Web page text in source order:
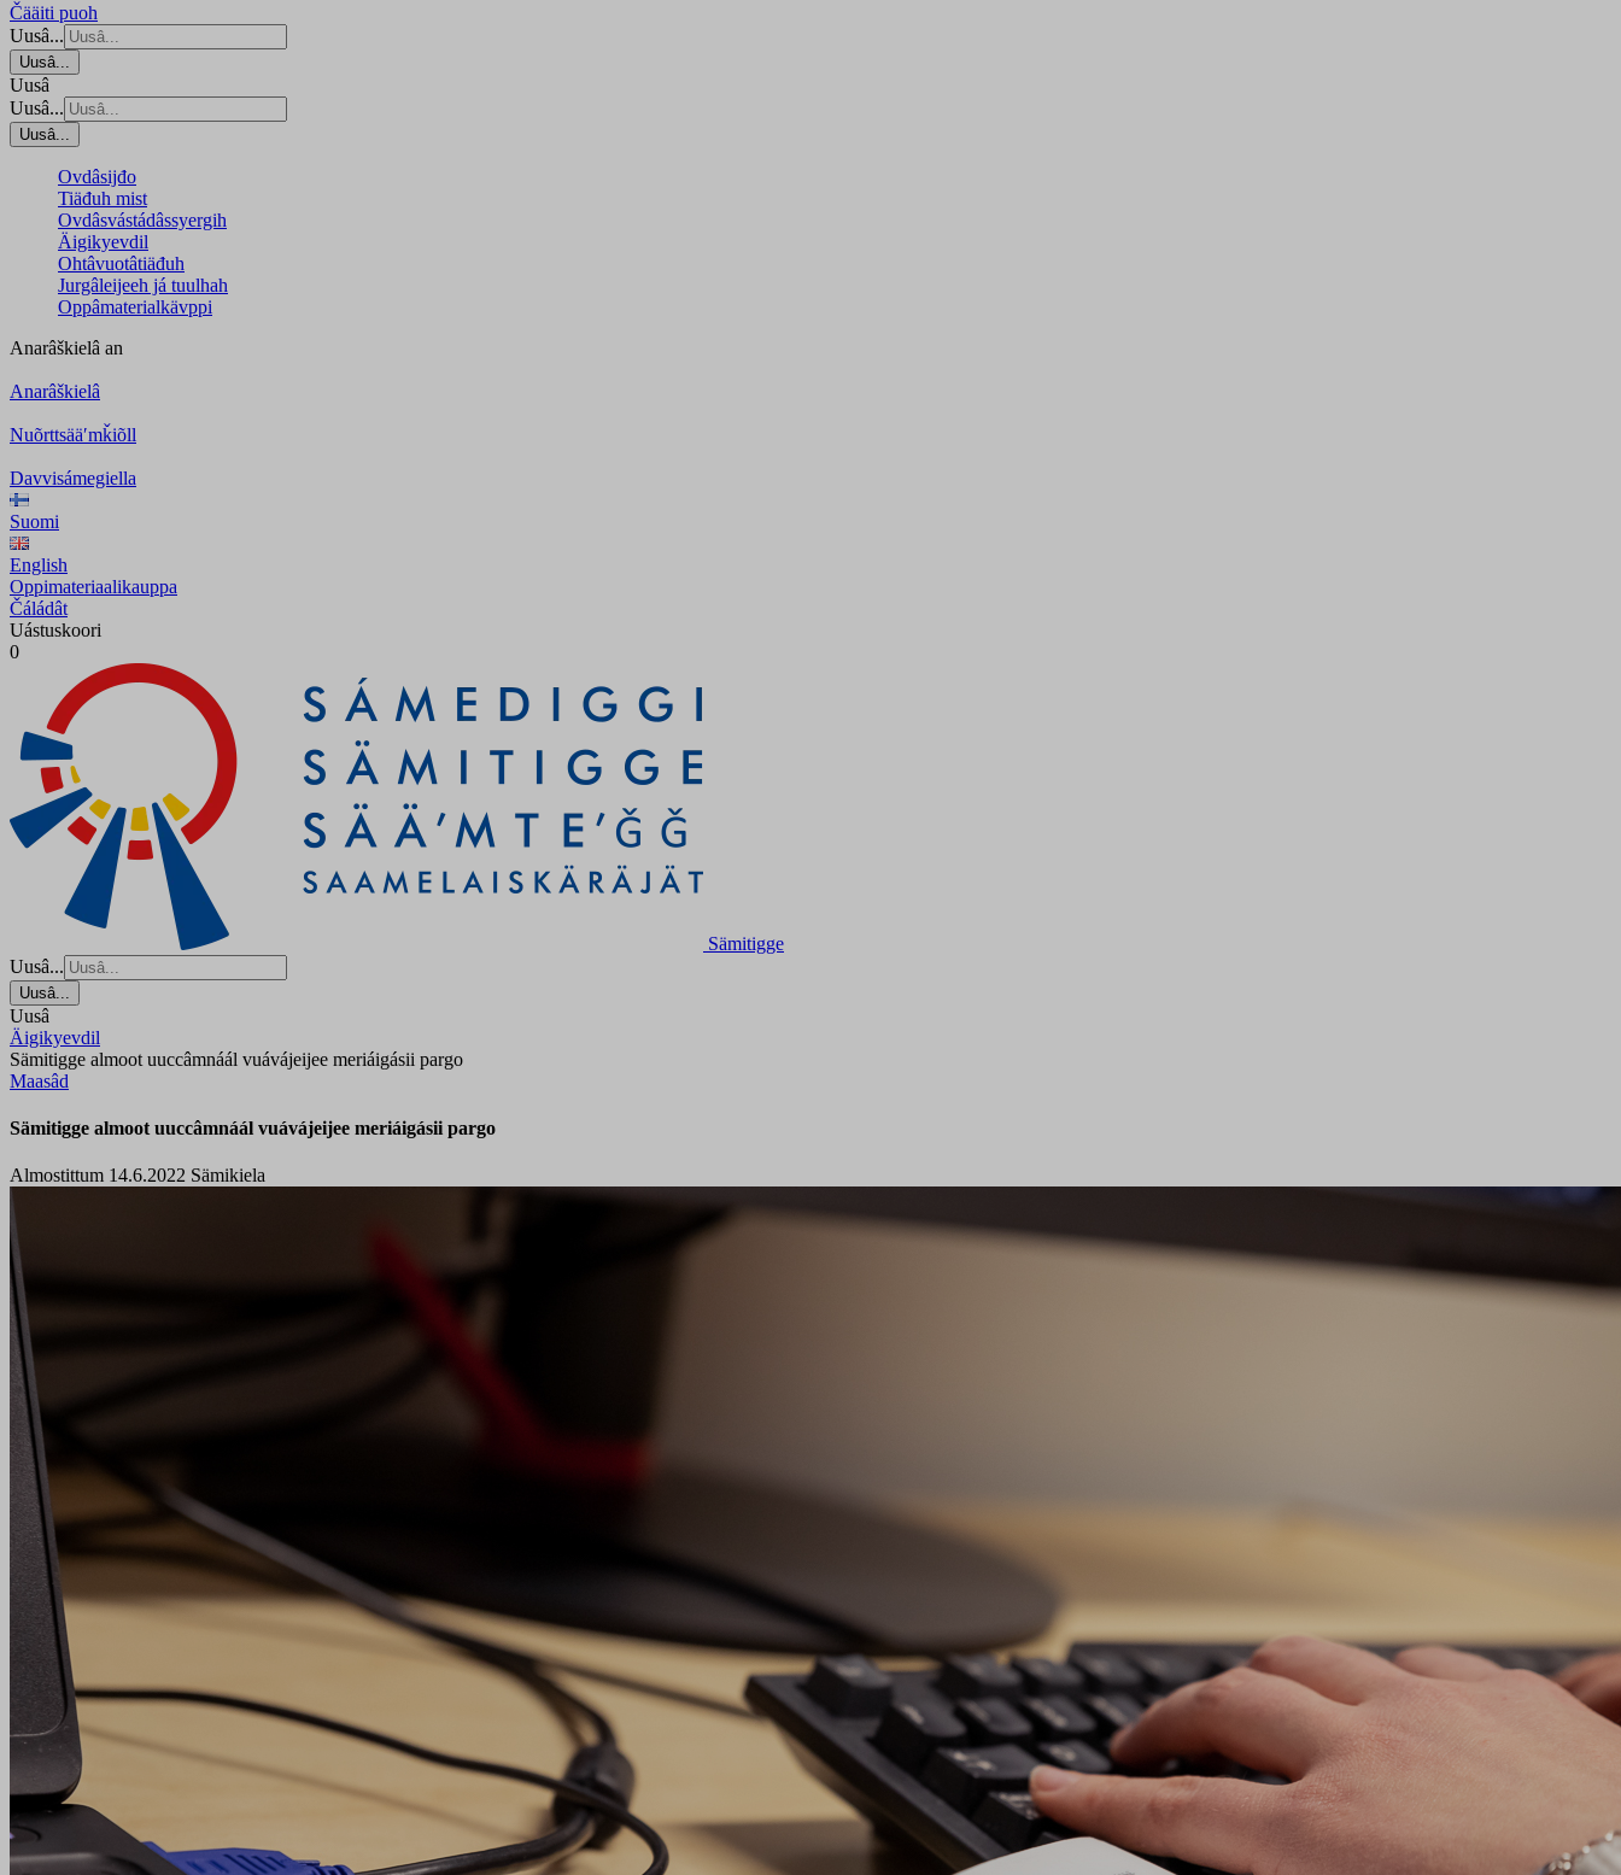
Čääiti puoh
Uusâ...
Uusâ...
Uusâ
Uusâ...
Uusâ...
Ovdâsijđo
Tiäđuh mist
Ovdâsvástádâssyergih
Äigikyevdil
Ohtâvuotâtiäđuh
Jurgâleijeeh já tuulhah
Oppâmaterialkävppi
Anarâškielâ an
Anarâškielâ
Nuõrttsääʹmǩiõll
Davvisámegiella
Suomi
English
Oppimateriaalikauppa
Čáládât
Uástuskoori
0
Sämitigge
Uusâ...
Uusâ...
Uusâ
Äigikyevdil
Sämitigge almoot uuccâmnáál vuávájeijee meriáigásii pargo
Maasâd
Sämitigge almoot uuccâmnáál vuávájeijee meriáigásii pargo
Almostittum 14.6.2022 Sämikiela